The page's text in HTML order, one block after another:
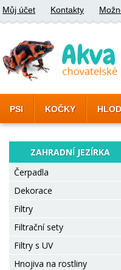
Můj účet Kontakty
PSI KOČKY
ZAHRADNÍ JEZÍRKA
Čerpadla
Dekorace
Filtry
Filtrační sety
Filtry s UV
Hnojiva na rostliny